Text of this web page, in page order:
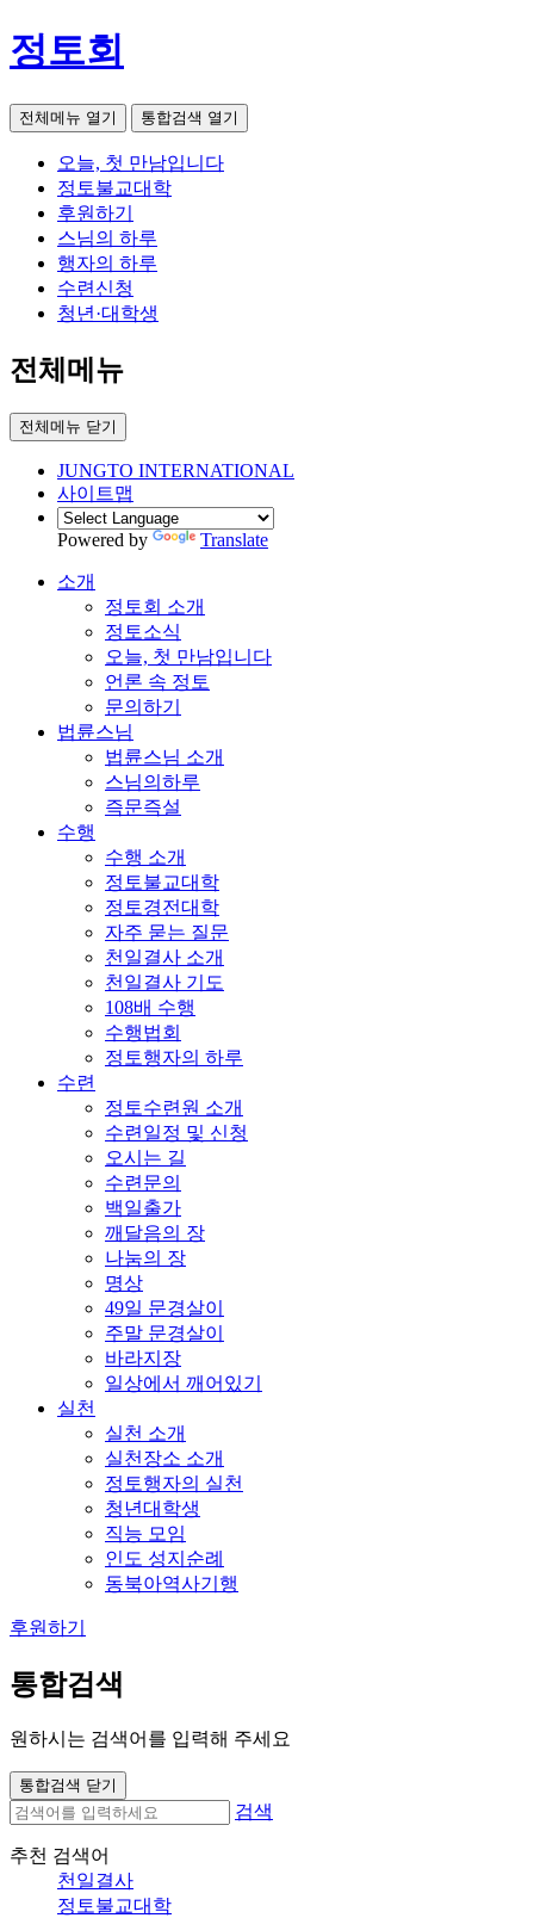
정토회
전체메뉴 열기 통합검색 열기
오늘, 첫 만남입니다
정토불교대학
후원하기
스님의 하루
행자의 하루
수련신청
청년·대학생
전체메뉴
전체메뉴 닫기
JUNGTO INTERNATIONAL
사이트맵
Powered by Translate
소개
정토회 소개
정토소식
오늘, 첫 만남입니다
언론 속 정토
문의하기
법륜스님
법륜스님 소개
스님의하루
즉문즉설
수행
수행 소개
정토불교대학
정토경전대학
자주 묻는 질문
천일결사 소개
천일결사 기도
108배 수행
수행법회
정토행자의 하루
수련
정토수련원 소개
수련일정 및 신청
오시는 길
수련문의
백일출가
깨달음의 장
나눔의 장
명상
49일 문경살이
주말 문경살이
바라지장
일상에서 깨어있기
실천
실천 소개
실천장소 소개
정토행자의 실천
청년대학생
직능 모임
인도 성지순례
동북아역사기행
후원하기
통합검색
원하시는 검색어를 입력해 주세요
통합검색 닫기
검색
추천 검색어
천일결사
정토불교대학